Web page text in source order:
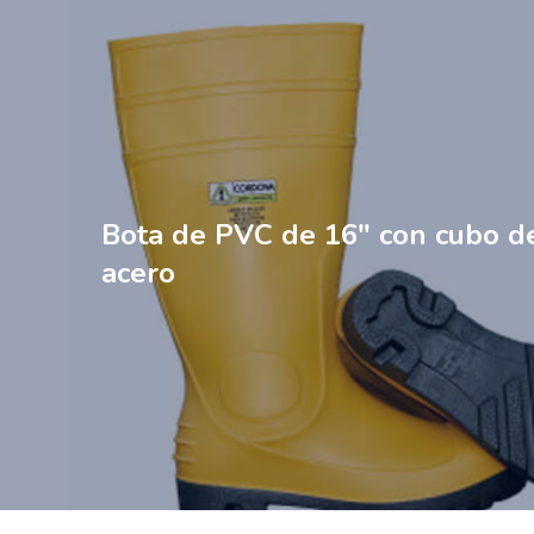
Bota de PVC de 16″ con cubo
acero